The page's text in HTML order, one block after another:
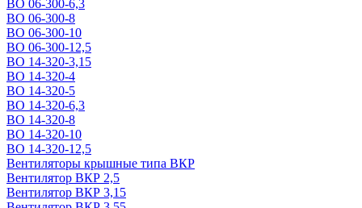
ВО 06-300-6,3
ВО 06-300-8
ВО 06-300-10
ВО 06-300-12,5
ВО 14-320-3,15
ВО 14-320-4
ВО 14-320-5
ВО 14-320-6,3
ВО 14-320-8
ВО 14-320-10
ВО 14-320-12,5
Вентиляторы крышные типа ВКР
Вентилятор ВКР 2,5
Вентилятор ВКР 3,15